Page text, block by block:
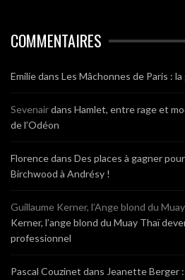
COMMENTAIRES
Emiliedans Les Mâchonnes de Paris :
Sevenairdans Hamlet, entre rage et
de l’Odéon
Florencedans Des places à gagner
Birchwood à Andrésy !
Guillaume Kerner, l’Ange blond du
Kerner, l’ange blond du Muay Thaï
professionnel
Pascal Couzinet dans Jeanette Berger :